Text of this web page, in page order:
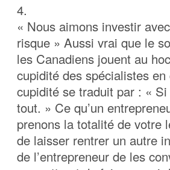
4.
« Nous aimons investir
risque » Aussi vrai que le
les Canadiens jouent au
cupidité des spécialistes
cupidité se traduit par : «
tout. » Ce qu’un
prenons la totalité de votre
de laisser rentrer un autre
de l’entrepreneur de les